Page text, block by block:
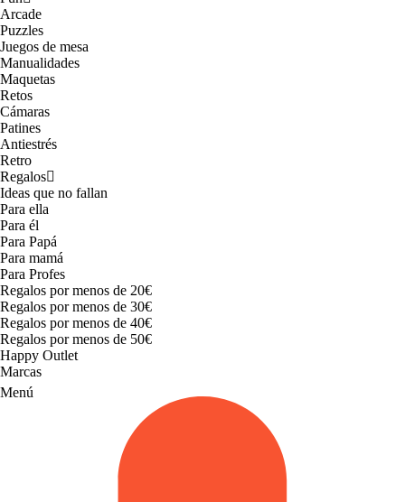
Arcade
Puzzles
Juegos de mesa
Manualidades
Maquetas
Retos
Cámaras
Patines
Antiestrés
Retro
Regalos
Ideas que no fallan
Para ella
Para él
Para Papá
Para mamá
Para Profes
Regalos por menos de 20€
Regalos por menos de 30€
Regalos por menos de 40€
Regalos por menos de 50€
Happy Outlet
Marcas